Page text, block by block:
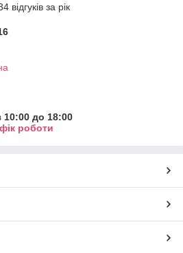
відгуків за рік
10:00 до 18:00
роботи